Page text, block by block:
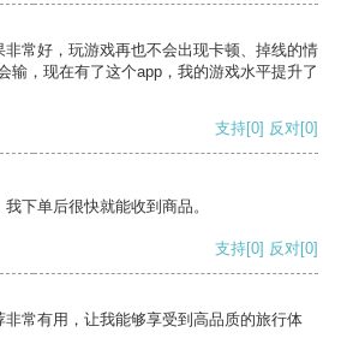
常好，玩游戏再也不会出现卡顿、掉线的情
输，现在有了这个app，我的游戏水平提升了
支持[0] 反对[0]
下单后很快就能收到商品。
支持[0] 反对[0]
常有用，让我能够享受到高品质的旅行体